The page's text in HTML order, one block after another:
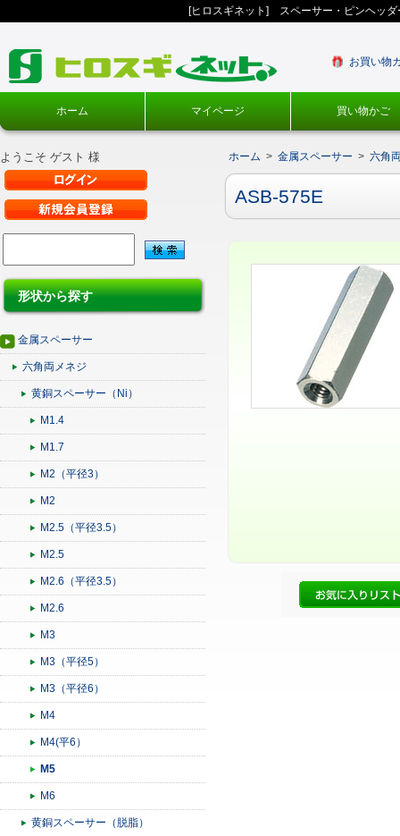
[ヒロスギネット] スペーサー・ピンヘッ
お買い物
ホーム マイページ 買い物かご
ようこそ ゲスト 様
形状から探す
金属スペーサー
六角両メネジ
黄銅スペーサー（Ni）
M1.4
M1.7
M2（平径3）
M2
M2.5（平径3.5）
M2.5
M2.6（平径3.5）
M2.6
M3
M3（平径5）
M3（平径6）
M4
M4(平6）
M5
M6
黄銅スペーサー（脱脂）
ホーム > 金属スペーサー > 六角
ASB-575E